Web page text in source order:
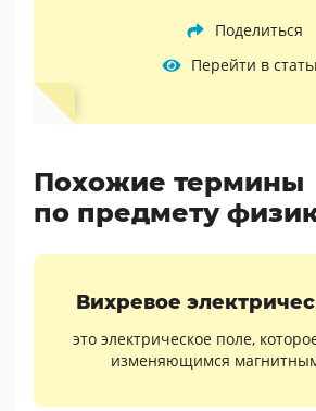
Поделиться
Перейти в
Похожие термины
по предмету
Вихревое
это электрическое поле,
изменяющимся